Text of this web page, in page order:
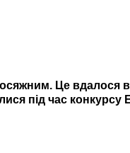
Це вдалося
під час конкурсу